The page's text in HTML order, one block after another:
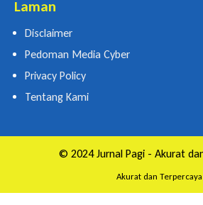
Laman
Disclaimer
Pedoman Media Cyber
Privacy Policy
Tentang Kami
© 2024 Jurnal Pagi - Akurat
Akurat dan Terpercaya